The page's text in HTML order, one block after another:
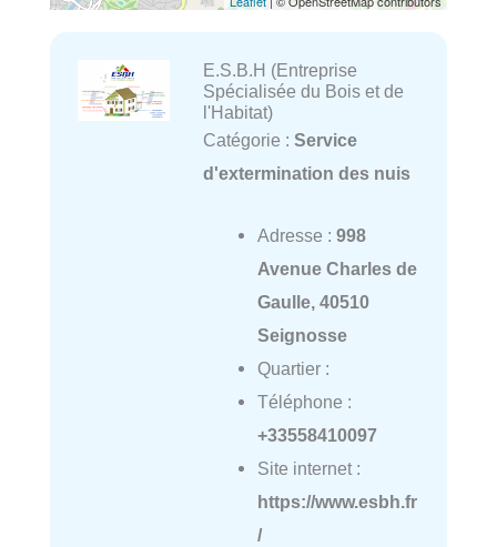
E.S.B.H (Entreprise
Spécialisée du Bois et de
l'Habitat)
Catégorie : Service
d'extermination des nuis
Adresse : 998
Avenue Charles de
Gaulle, 40510
Seignosse
Quartier :
Téléphone :
+33558410097
Site internet :
https://www.esbh.fr
/